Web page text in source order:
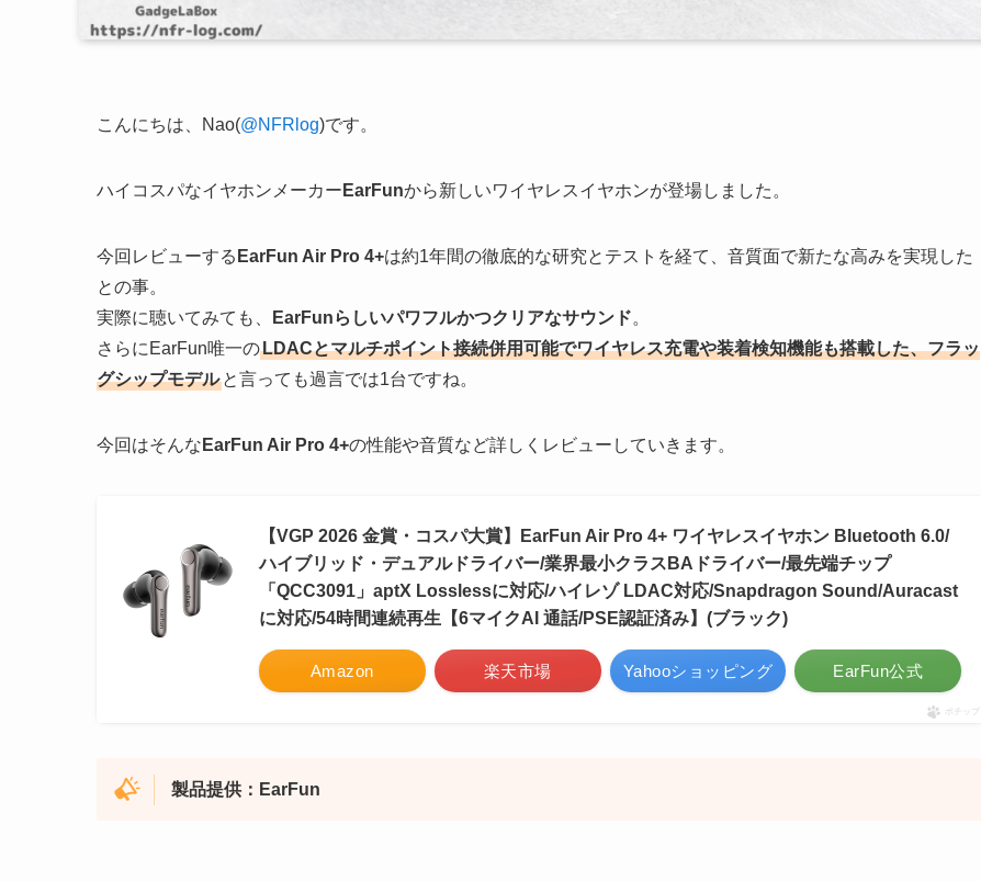
こんにちは、Nao(@NFRlog)です。
ハイコスパなイヤホンメーカー EarFunから新しいワイヤレスイヤホンが登場しました。
今回レビューする EarFun Air Pro 4+は約1年間の徹底的な研究とテストを経て、音質面で新たな高みを実現した
との事。
実際に聴いてみても、
EarFunらしいパワフルかつクリアなサウンド。
さらにEarFun唯一のLDACとマルチポイント接続併用可能でワイヤレス充電や装着検知機能も搭載した、フラッ
グシップモデル と言っても過言では1台ですね。
今回はそんな EarFun Air Pro 4+の性能や音質など詳しくレビューしていきます。
【VGP 2026 金賞・コスパ大賞】EarFun Air Pro 4+ ワイヤレスイヤホン Bluetooth 6.0/
ハイブリッド・デュアルドライバー/業界最小クラスBAドライバー/最先端チップ
「QCC3091」aptX Losslessに対応/ハイレゾ LDAC対応/Snapdragon Sound/Auracast
に対応/54時間連続再生【6マイクAI 通話/PSE認証済み】(ブラック)
Amazon 楽天市場 Yahooショッピング EarFun公式
ポチップ
製品提供： EarFun